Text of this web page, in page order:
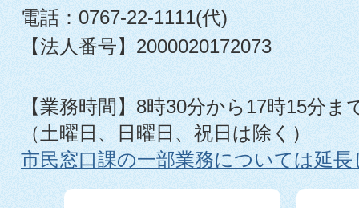
電話：0767-22-1111(代)
【法人番号】2000020172073
【業務時間】8時30分から17時15分ま
（土曜日、日曜日、祝日は除く）
市民窓口課の一部業務については延